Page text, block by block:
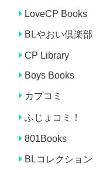
LoveCP Books
BLやおい倶楽部
CP Library
Boys Books
カプコミ
ふじょコミ！
801Books
BLコレクション